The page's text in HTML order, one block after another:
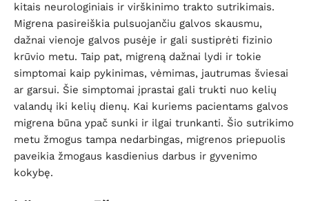
kitais neurologiniais ir virškinimo trakto sutrikimais.
Migrena pasireiškia pulsuojančiu galvos skausmu,
dažnai vienoje galvos pusėje ir gali sustiprėti fizinio
krūvio metu. Taip pat, migreną dažnai lydi ir tokie
simptomai kaip pykinimas, vėmimas, jautrumas šviesai
ar garsui. Šie simptomai įprastai gali trukti nuo kelių
valandų iki kelių dienų. Kai kuriems pacientams galvos
migrena būna ypač sunki ir ilgai trunkanti. Šio sutrikimo
metu žmogus tampa nedarbingas, migrenos priepuolis
paveikia žmogaus kasdienius darbus ir gyvenimo
kokybę.